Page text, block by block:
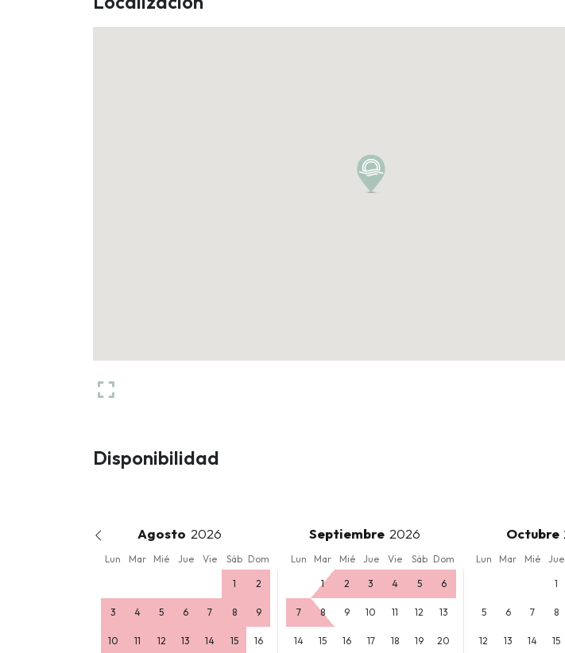
Disponibilidad
Agosto Septiembre Octubre
Lun Mar Mié Jue Vie Sáb Dom Lun Mar Mié Jue Vie Sáb Dom Lun Mar Mié Jue
1 2
3 4 5 6 7 8 9
10 11 12 13 14 15 16
1 2 3 4 5 6
7 8 9 10 11 12 13
14 15 16 17 18 19 20
1
5 6 7 8
12 13 14 15